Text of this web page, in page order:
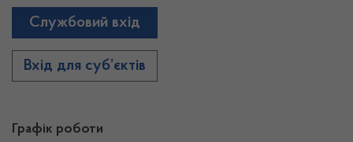
Графік роботи
Службовий вхід
Вхід для суб’єктів